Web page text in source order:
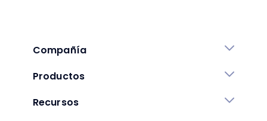
Compañía
Productos
Recursos